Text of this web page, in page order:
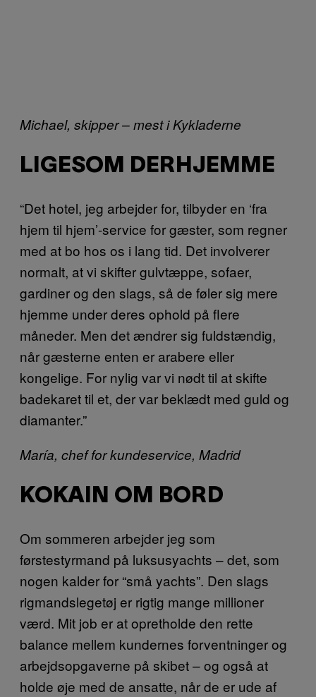
Michael, skipper – mest i Kykladerne
LIGESOM DERHJEMME
“Det hotel, jeg arbejder for, tilbyder en ‘fra
hjem til hjem’-service for gæster, som regner
med at bo hos os i lang tid. Det involverer
normalt, at vi skifter gulvtæppe, sofaer,
gardiner og den slags, så de føler sig mere
hjemme under deres ophold på flere
måneder. Men det ændrer sig fuldstændig,
når gæsterne enten er arabere eller
kongelige. For nylig var vi nødt til at skifte
badekaret til et, der var beklædt med guld og
diamanter.”
María, chef for kundeservice, Madrid
KOKAIN OM BORD
Om sommeren arbejder jeg som
førstestyrmand på luksusyachts – det, som
nogen kalder for “små yachts”. Den slags
rigmandslegetøj er rigtig mange millioner
værd. Mit job er at opretholde den rette
balance mellem kundernes forventninger og
arbejdsopgaverne på skibet – og også at
holde øje med de ansatte, når de er ude af